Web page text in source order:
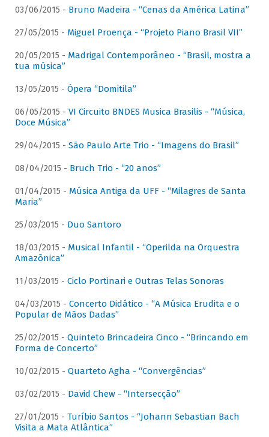
03/06/2015 - Bruno Madeira - “Cenas da América Latina”
27/05/2015 - Miguel Proença - “Projeto Piano Brasil VII”
20/05/2015 - Madrigal Contemporâneo - “Brasil, mostra a
tua música”
13/05/2015 - Ópera “Domitila”
06/05/2015 - VI Circuito BNDES Musica Brasilis - “Música,
Doce Música”
29/04/2015 - São Paulo Arte Trio - “Imagens do Brasil”
08/04/2015 - Bruch Trio - “20 anos”
01/04/2015 - Música Antiga da UFF - “Milagres de Santa
Maria”
25/03/2015 - Duo Santoro
18/03/2015 - Musical Infantil - “Operilda na Orquestra
Amazônica”
11/03/2015 - Ciclo Portinari e Outras Telas Sonoras
04/03/2015 - Concerto Didático - “A Música Erudita e o
Popular de Mãos Dadas”
25/02/2015 - Quinteto Brincadeira Cinco - “Brincando em
Forma de Concerto”
10/02/2015 - Quarteto Agha - “Convergências”
03/02/2015 - David Chew - “Intersecção”
27/01/2015 - Turíbio Santos - “Johann Sebastian Bach
Visita a Mata Atlântica”